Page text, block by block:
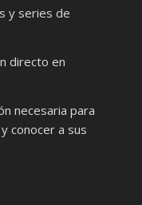
y series de
directo en
necesaria para
conocer a sus